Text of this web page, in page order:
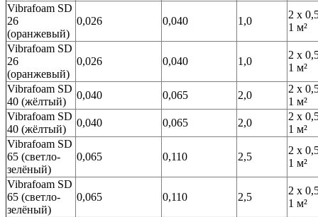
Vibrafoam SD
26
(оранжевый)
0,026 0,040 1,0
2 х
1 м²
Vibrafoam SD
26
(оранжевый)
0,026 0,040 1,0
2 х
1 м²
Vibrafoam SD
40 (жёлтый)
0,040 0,065 2,0
2 х
1 м²
Vibrafoam SD
40 (жёлтый)
0,040 0,065 2,0
2 х
1 м²
Vibrafoam SD
65 (светло-
зелёный)
0,065 0,110 2,5
2 х
1 м²
Vibrafoam SD
65 (светло-
зелёный)
0,065 0,110 2,5
2 х
1 м²